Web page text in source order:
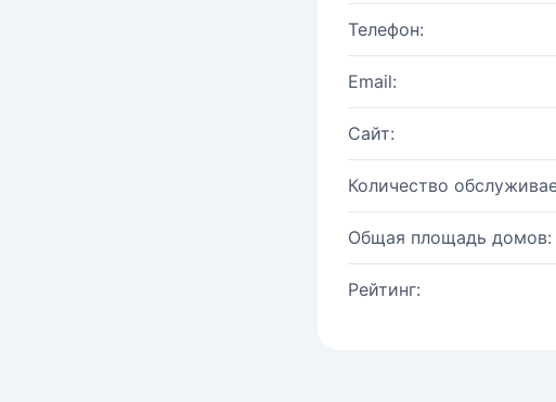
Телефон:
Email:
Сайт:
Количество
Общая площадь домов:
Рейтинг: